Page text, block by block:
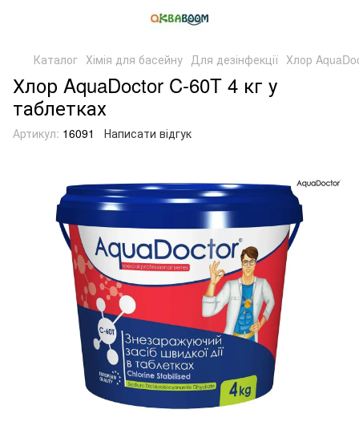
Каталог Хімія для басейну Для дезінфекції Хлор
Хлор AquaDoctor C-60T 4 кг у
таблетках
Артикул: 16091 Написати відгук